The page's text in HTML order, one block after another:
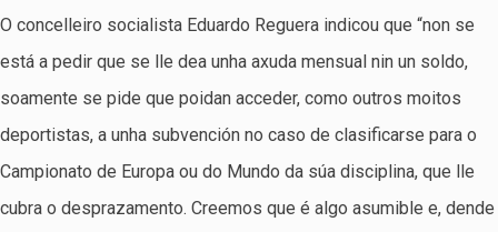
O concelleiro socialista Eduardo Reguera indicou que “non se
está a pedir que se lle dea unha axuda mensual nin un soldo,
soamente se pide que poidan acceder, como outros moitos
deportistas, a unha subvención no caso de clasificarse para o
Campionato de Europa ou do Mundo da súa disciplina, que lle
cubra o desprazamento. Creemos que é algo asumible e, dende